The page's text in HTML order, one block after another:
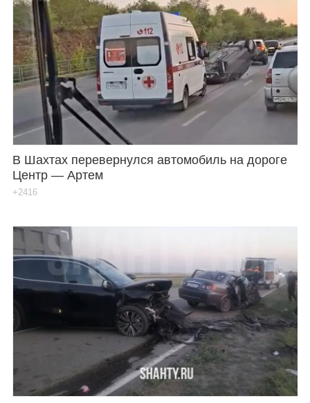
В Шахтах перевернулся автомобиль на дороге
Центр — Артем
+2416